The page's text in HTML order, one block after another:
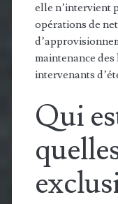
elle n’intervient
opérations de
maintenance
intervenants
Qui